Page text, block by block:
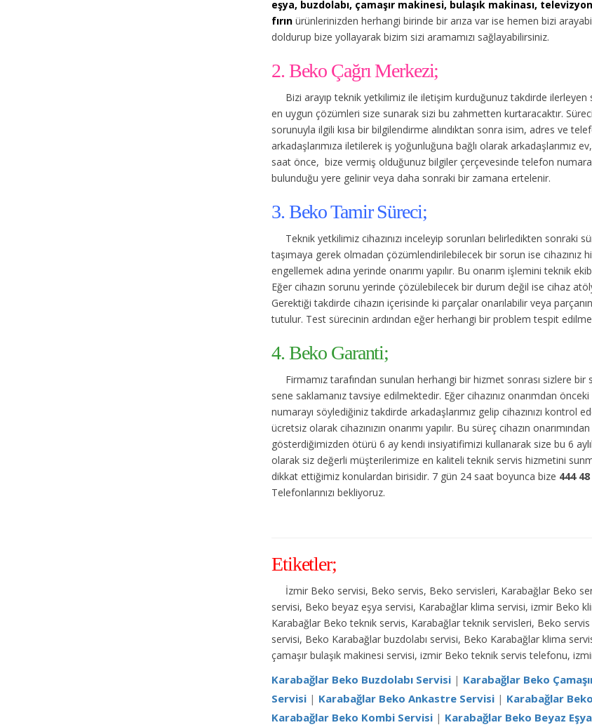
eşya, buzdolabı, çamaşır makinesi, bulaşık makinası,
fırın ürünlerinizden herhangi birinde bir arıza var ise hemen bizi
doldurup bize yollayarak bizim sizi aramamızı sağlayabilirsiniz.
2. Beko Çağrı Merkezi;
Bizi arayıp teknik yetkilimiz ile iletişim kurduğunuz takdirde
en uygun çözümleri size sunarak sizi bu zahmetten kurtaracaktır.
sorunuyla ilgili kısa bir bilgilendirme alındıktan sonra isim, adres ve
arkadaşlarımıza iletilerek iş yoğunluğuna bağlı olarak arkadaşlarımız
saat önce, bize vermiş olduğunuz bilgiler çerçevesinde telefon
bulunduğu yere gelinir veya daha sonraki bir zamana ertelenir.
3. Beko Tamir Süreci;
Teknik yetkilimiz cihazınızı inceleyip sorunları belirledikten sonraki
taşımaya gerek olmadan çözümlendirilebilecek bir sorun ise cihazınız
engellemek adına yerinde onarımı yapılır. Bu onarım işlemini teknik
Eğer cihazın sorunu yerinde çözülebilecek bir durum değil ise cihaz
Gerektiği takdirde cihazın içerisinde ki parçalar onarılabilir veya
tutulur. Test sürecinin ardından eğer herhangi bir problem tespit edilmez
4. Beko Garanti;
Firmamız tarafından sunulan herhangi bir hizmet sonrası sizlere
sene saklamanız tavsiye edilmektedir. Eğer cihazınız onarımdan
numarayı söylediğiniz takdirde arkadaşlarımız gelip cihazınızı kontrol
ücretsiz olarak cihazınızın onarımı yapılır. Bu süreç cihazın
gösterdiğimizden ötürü 6 ay kendi insiyatifimizi kullanarak size bu 6
olarak siz değerli müşterilerimize en kaliteli teknik servis hizmetini
dikkat ettiğimiz konulardan birisidir. 7 gün 24 saat boyunca bize 444 48
Telefonlarınızı bekliyoruz.
Etiketler;
İzmir Beko servisi, Beko servis, Beko servisleri, Karabağlar Beko
servisi, Beko beyaz eşya servisi, Karabağlar klima servisi, izmir Beko
Karabağlar Beko teknik servis, Karabağlar teknik servisleri, Beko
servisi, Beko Karabağlar buzdolabı servisi, Beko Karabağlar klima
çamaşır bulaşık makinesi servisi, izmir Beko teknik servis telefonu,
Karabağlar Beko Buzdolabı Servisi | Karabağlar Beko
Servisi | Karabağlar Beko Ankastre Servisi | Karabağlar
Karabağlar Beko Kombi Servisi | Karabağlar Beko Beyaz